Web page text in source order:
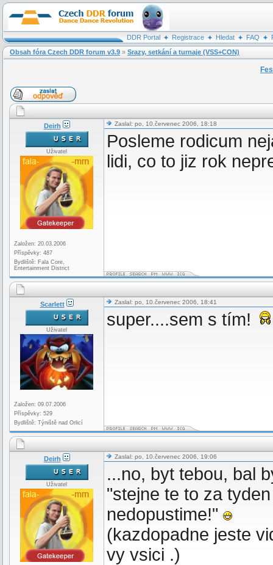
DDR Portal Registrace Hledat FAQ
Obsah fóra Czech DDR forum v3.9 » Srazy, setkání a turnaje (VSS+CON)
Deirh
Uživatel
Založen: 20.03.2006
Příspěvky: 487
Bydliště: Fala Core,
Entertainment District
Zaslal: po, 10.červenec 2006, 18:18
Posleme rodicum
lidi, co to jiz rok
Scarlett
Uživatel
Založen: 09.07.2006
Příspěvky: 529
Bydliště: Týniště nad Orlicí
Zaslal: po, 10.červenec 2006, 18:41
super....sem s tím!
Deirh
Uživatel
Zaslal: po, 10.červenec 2006, 19:06
...no, byt tebou, bal
"stejne te to za
nedopustime!"
(kazdopadne jeste
vy vsici .)